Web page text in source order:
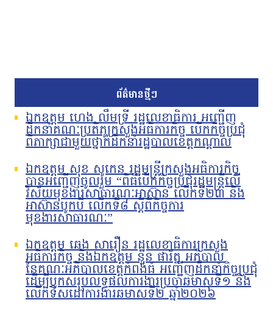
ព័ត៌មានថ្មីៗ
ឯកឧត្តម ហេង លឹមទ្រី រដ្ឋលេខាធិការ អញ្ជើញ
ដឹកនាំគណៈប្រតិភូក្រសួងអធិការកិច្ច បើកកិច្ចប្រជុំ
ពិភាក្សាជាមួយថ្នាក់ដឹកនាំរដ្ឋបាលខេត្តកណ្តាល
ឯកឧត្តម សុខ សូកេន រដ្ឋមន្រ្តីក្រសួងអធិការកិច្ច
បានអញ្ជើញចូលរួម “ពិធីបើកកិច្ចប្រជុំរដ្ឋមន្ត្រីលើ
វិស័យមុខងារសាធារណៈអាស៊ាន លើកទី២៣ និង
អាស៊ានបូកបី លើកទី៨ ស្តីពីកិច្ចការ
មុខងារសាធារណៈ”
ឯកឧត្តម ឆេង សារឿន រដ្ឋលេខាធិការក្រសួង
អធិការកិច្ច និងឯកឧត្តម នួន ផារ័ត្ន អភិបាល
នៃគណៈអភិបាលខេត្តកំពង់ធំ អញ្ជើញដឹកនាំកិច្ចប្រជុំ
ដើម្បីបូកសរុបលទ្ធផលការងារប្រចាំឆមាសទី១ និង
លើកទិសដៅការងារឆមាសទី២ ឆ្នាំ២០២៦